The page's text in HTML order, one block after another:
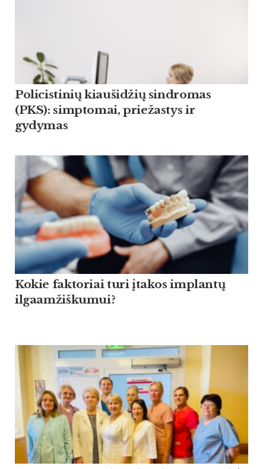
Policistinių kiaušidžių sindromas
(PKS): simptomai, priežastys ir
gydymas
Kokie faktoriai turi įtakos implantų
ilgaamžiškumui?